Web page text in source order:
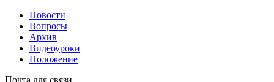
Новости
Вопросы
Архив
Видеоуроки
Положение
Почта для связи